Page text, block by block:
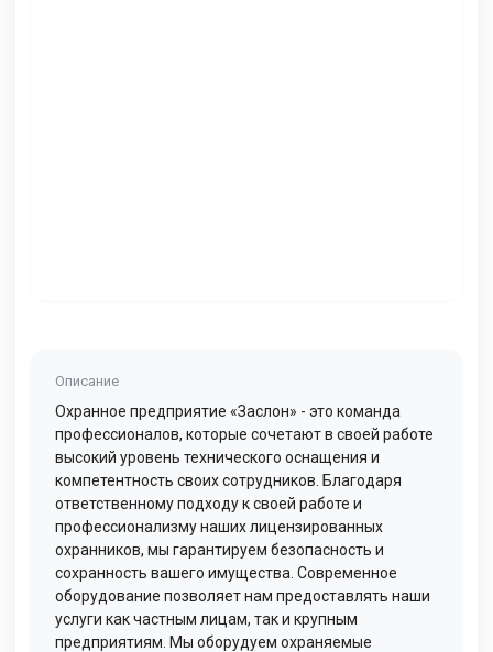
Описание
Охранное предприятие «Заслон» - это команда
профессионалов, которые сочетают в своей работе
высокий уровень технического оснащения и
компетентность своих сотрудников. Благодаря
ответственному подходу к своей работе и
профессионализму наших лицензированных
охранников, мы гарантируем безопасность и
сохранность вашего имущества. Современное
оборудование позволяет нам предоставлять наши
услуги как частным лицам, так и крупным
предприятиям. Мы оборудуем охраняемые